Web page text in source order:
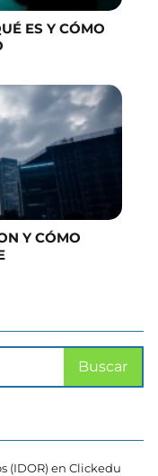
ES Y CÓMO
Y CÓMO
(IDOR) en Clickedu